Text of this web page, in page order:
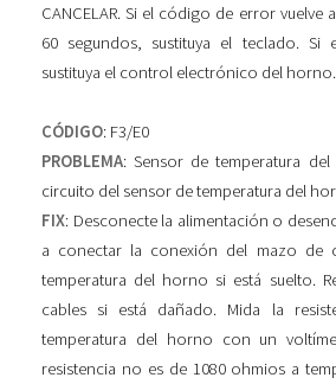
CANCELAR. Si el código de error vuelve
60 segundos, sustituya el teclado. Si
sustituya el control electrónico del horno.
CÓDIGO: F3/E0
PROBLEMA: Sensor de temperatura
circuito del sensor de temperatura del
FIX: Desconecte la alimentación o
a conectar la conexión del mazo de
temperatura del horno si está suelto.
cables si está dañado. Mida la
temperatura del horno con un
resistencia no es de 1080 ohmios a